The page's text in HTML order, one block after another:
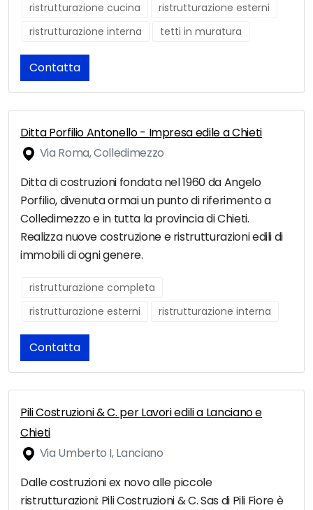
ristrutturazione cucina
ristrutturazione esterni
ristrutturazione interna
tetti in muratura
Contatta
Ditta Porfilio Antonello - Impresa edile a Chieti
Via Roma, Colledimezzo
Ditta di costruzioni fondata nel 1960 da Angelo
Porfilio, divenuta ormai un punto di riferimento a
Colledimezzo e in tutta la provincia di Chieti.
Realizza nuove costruzione e ristrutturazioni edili di
immobili di ogni genere.
ristrutturazione completa
ristrutturazione esterni
ristrutturazione interna
Contatta
Pili Costruzioni & C. per Lavori edili a Lanciano e
Chieti
Via Umberto I, Lanciano
Dalle costruzioni ex novo alle piccole
ristrutturazioni: Pili Costruzioni & C. Sas di Pili Fiore è